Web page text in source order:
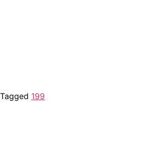
Tagged 199